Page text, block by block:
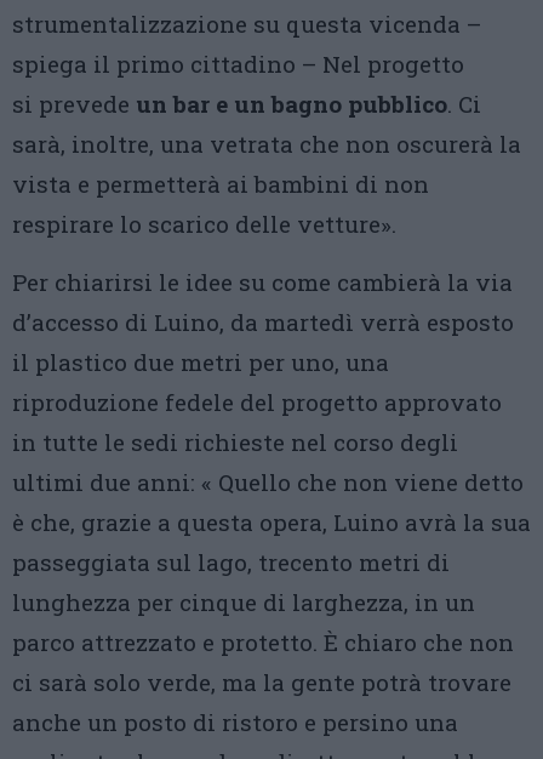
strumentalizzazione su questa vicenda –
spiega il primo cittadino – Nel progetto
si prevede un bar e un bagno pubblico. Ci
sarà, inoltre, una vetrata che non oscurerà la
vista e permetterà ai bambini di non
respirare lo scarico delle vetture».
Per chiarirsi le idee su come cambierà la via
d’accesso di Luino, da martedì verrà esposto
il plastico due metri per uno, una
riproduzione fedele del progetto approvato
in tutte le sedi richieste nel corso degli
ultimi due anni: « Quello che non viene detto
è che, grazie a questa opera, Luino avrà la sua
passeggiata sul lago, trecento metri di
lunghezza per cinque di larghezza, in un
parco attrezzato e protetto. È chiaro che non
ci sarà solo verde, ma la gente potrà trovare
anche un posto di ristoro e persino una